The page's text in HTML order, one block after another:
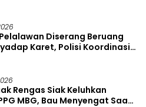
Diserang Beruang
Karet, Polisi Koordinasi
Rengas Siak Keluhkan
MBG, Bau Menyengat Saat